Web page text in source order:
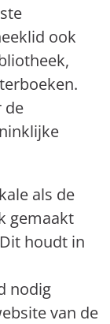
ook
de
als de
gemaakt
houdt in
nodig
van de